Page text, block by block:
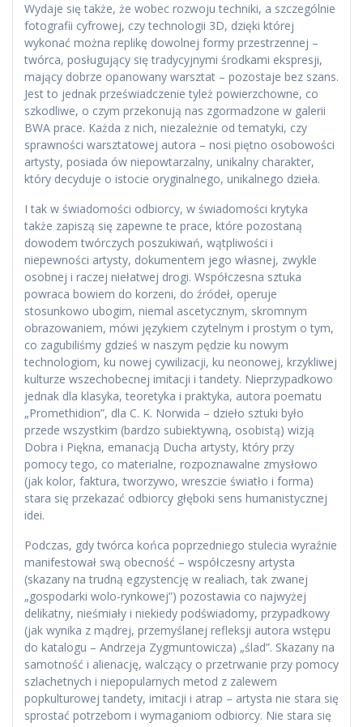
Wydaje się także, że wobec rozwoju techniki, a szczególnie
fotografii cyfrowej, czy technologii 3D, dzięki której
wykonać można replikę dowolnej formy przestrzennej –
twórca, posługujący się tradycyjnymi środkami ekspresji,
mający dobrze opanowany warsztat – pozostaje bez szans.
Jest to jednak przeświadczenie tyleż powierzchowne, co
szkodliwe, o czym przekonują nas zgormadzone w galerii
BWA prace. Każda z nich, niezależnie od tematyki, czy
sprawności warsztatowej autora – nosi piętno osobowości
artysty, posiada ów niepowtarzalny, unikalny charakter,
który decyduje o istocie oryginalnego, unikalnego dzieła.
I tak w świadomości odbiorcy, w świadomości krytyka
także zapiszą się zapewne te prace, które pozostaną
dowodem twórczych poszukiwań, wątpliwości i
niepewności artysty, dokumentem jego własnej, zwykle
osobnej i raczej niełatwej drogi. Współczesna sztuka
powraca bowiem do korzeni, do źródeł, operuje
stosunkowo ubogim, niemal ascetycznym, skromnym
obrazowaniem, mówi językiem czytelnym i prostym o tym,
co zagubiliśmy gdzieś w naszym pędzie ku nowym
technologiom, ku nowej cywilizacji, ku neonowej, krzykliwej
kulturze wszechobecnej imitacji i tandety. Nieprzypadkowo
jednak dla klasyka, teoretyka i praktyka, autora poematu
„Promethidion”, dla C. K. Norwida – dzieło sztuki było
przede wszystkim (bardzo subiektywną, osobistą) wizją
Dobra i Piękna, emanacją Ducha artysty, który przy
pomocy tego, co materialne, rozpoznawalne zmysłowo
(jak kolor, faktura, tworzywo, wreszcie światło i forma)
stara się przekazać odbiorcy głęboki sens humanistycznej
idei.
Podczas, gdy twórca końca poprzedniego stulecia wyraźnie
manifestował swą obecność – współczesny artysta
(skazany na trudną egzystencję w realiach, tak zwanej
„gospodarki wolo-rynkowej”) pozostawia co najwyżej
delikatny, nieśmiały i niekiedy podświadomy, przypadkowy
(jak wynika z mądrej, przemyślanej refleksji autora wstępu
do katalogu – Andrzeja Zygmuntowicza) „ślad”. Skazany na
samotność i alienację, walczący o przetrwanie przy pomocy
szlachetnych i niepopularnych metod z zalewem
popkulturowej tandety, imitacji i atrap – artysta nie stara się
sprostać potrzebom i wymaganiom odbiorcy. Nie stara się